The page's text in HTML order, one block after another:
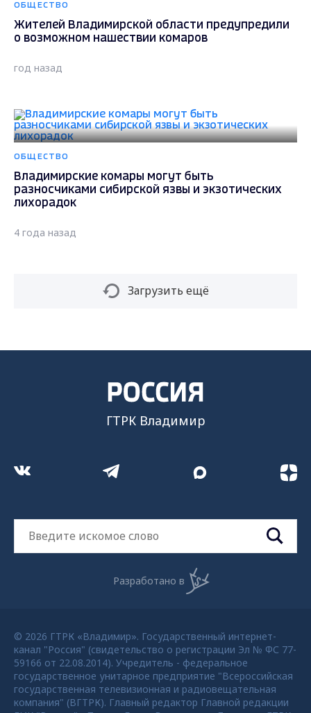
ОБЩЕСТВО
Жителей Владимирской области предупредили
о возможном нашествии комаров
год назад
ОБЩЕСТВО
Владимирские комары могут быть
разносчиками сибирской язвы и экзотических
лихорадок
4 года назад
Загрузить ещё
ГТРК Владимир
Разработано в
© 2026 ГТРК «Владимир». Государственный интернет-
канал "Россия" (свидетельство о регистрации Эл № ФС 77-
59166 от 22.08.2014). Учредитель - федеральное
государственное унитарное предприятие "Всероссийская
государственная телевизионная и радиовещательная
компания" (ВГТРК). Главный редактор Главной редакции